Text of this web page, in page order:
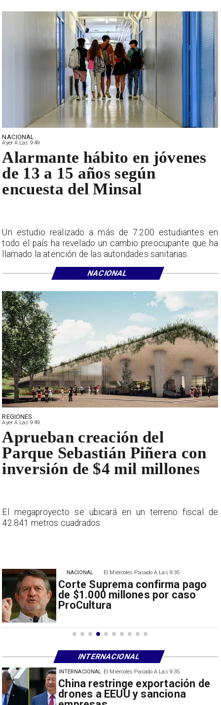
El Miércoles Pasado A Las 9:35
Papa León XIV anuncia gira por
Sudamérica
INTERNACIONAL
El Miércoles Pasado A Las 9:35
Corte Suprema confirma pago
de $1.000 millones por caso
ProCultura
NACIONAL
REGIONES
Ayer A Las 9:49
Aprueban creación del
Parque Sebastián Piñera con
inversión de $4 mil millones
El megaproyecto se ubicará en un terreno fiscal de
42.841 metros cuadrados.
NACIONAL
Ayer A Las 9:49
Alarmante hábito en jóvenes
de 13 a 15 años según
encuesta del Minsal
Un estudio realizado a más de 7.200 estudiantes en
todo el país ha revelado un cambio preocupante que ha
llamado la atención de las autoridades sanitarias.
NACIONAL
INTERNACIONAL